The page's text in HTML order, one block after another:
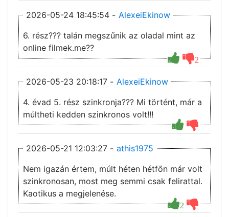
2026-05-24 18:45:54 - AlexeiEkinow
2
6. rész??? talán megszűnik az oladal mint az
online filmek.me??
2026-05-23 20:18:17 - AlexeiEkinow
4. évad 5. rész szinkronja??? Mi történt, már a
múltheti kedden szinkronos volt!!!
2026-05-21 12:03:27 - athis1975
2
Nem igazán értem, múlt héten hétfőn már volt
szinkronosan, most meg semmi csak felirattal.
Kaotikus a megjelenése.